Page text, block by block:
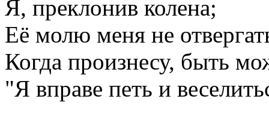
Я, преклонив колена;
Её молю меня не
Когда произнесу, быть
"Я вправе петь и